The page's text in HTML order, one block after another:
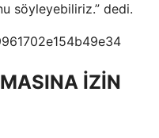
söyleyebiliriz.” dedi.
İZİN